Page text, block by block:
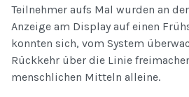
Teilnehmer aufs Mal wurden an
Anzeige am Display auf einen
konnten sich, vom System
Rückkehr über die Linie
menschlichen Mitteln alleine.